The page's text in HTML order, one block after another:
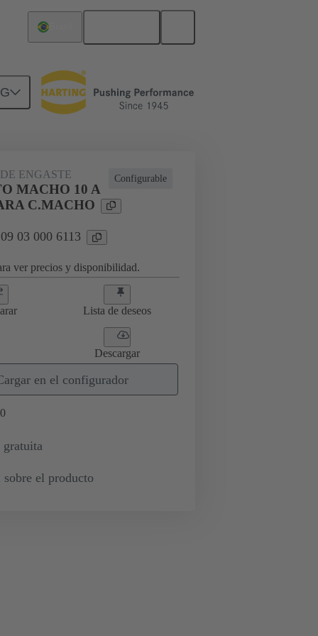
Configurable
ENGASTE
MACHO 10 A
C.MACHO
03 000 6113
ver precios y disponibilidad.
Lista de deseos
Descargar
en el configurador
0
gratuita
sobre el producto